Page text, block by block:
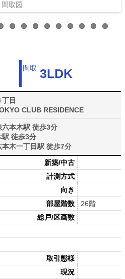
間取図
間取 3LDK
目
CLUB RESIDENCE
本木駅 徒歩3分
駅 徒歩3分
木一丁目駅 徒歩7分
新築/中古
計測方式
向き
部屋階数
26階
総戸/区画数
取引態様
現況